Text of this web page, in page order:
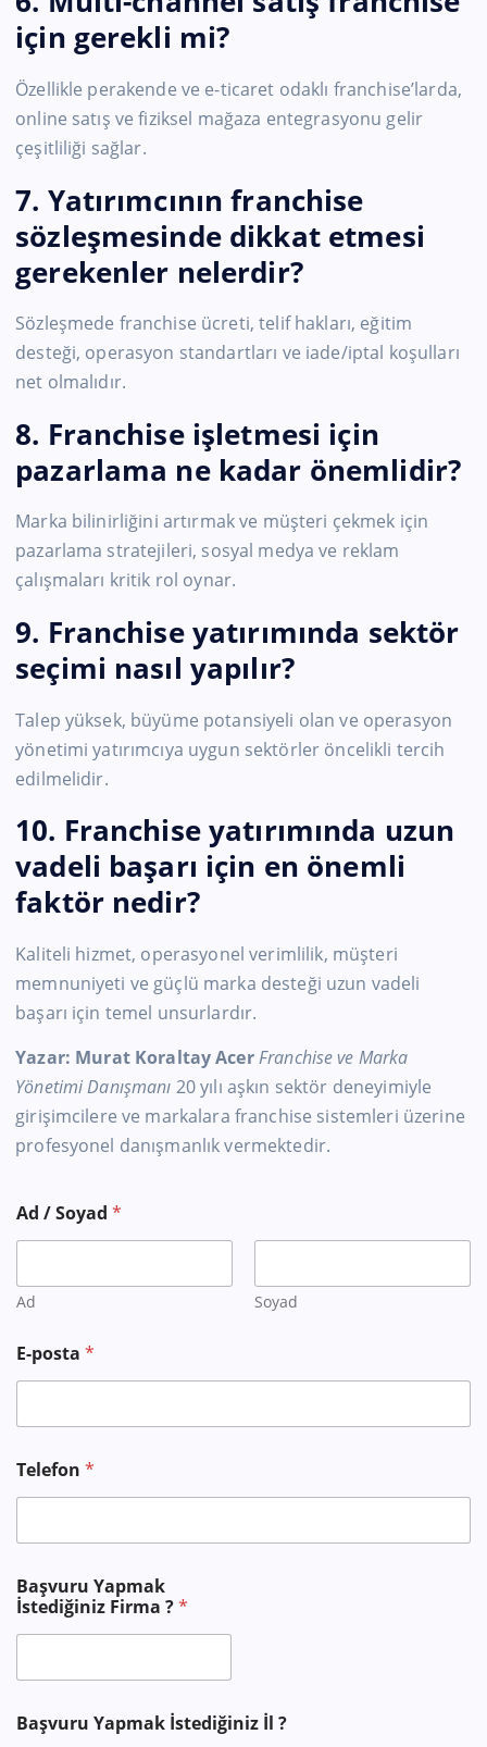
için gerekli mi?
Özellikle perakende ve e-ticaret odaklı franchise’larda,
online satış ve fiziksel mağaza entegrasyonu gelir
çeşitliliği sağlar.
7. Yatırımcının franchise
sözleşmesinde dikkat etmesi
gerekenler nelerdir?
Sözleşmede franchise ücreti, telif hakları, eğitim
desteği, operasyon standartları ve iade/iptal koşulları
net olmalıdır.
8. Franchise işletmesi için
pazarlama ne kadar önemlidir?
Marka bilinirliğini artırmak ve müşteri çekmek için
pazarlama stratejileri, sosyal medya ve reklam
çalışmaları kritik rol oynar.
9. Franchise yatırımında sektör
seçimi nasıl yapılır?
Talep yüksek, büyüme potansiyeli olan ve operasyon
yönetimi yatırımcıya uygun sektörler öncelikli tercih
edilmelidir.
10. Franchise yatırımında uzun
vadeli başarı için en önemli
faktör nedir?
Kaliteli hizmet, operasyonel verimlilik, müşteri
memnuniyeti ve güçlü marka desteği uzun vadeli
başarı için temel unsurlardır.
Yazar: Murat Koraltay AcerFranchise ve Marka
Yönetimi Danışmanı 20 yılı aşkın sektör deneyimiyle
girişimcilere ve markalara franchise sistemleri üzerine
profesyonel danışmanlık vermektedir.
a
p
a
k
a
p
m
k
Ad / Soyad*
Ad Soyad
E-posta*
Telefon*
Başvuru Yapmak
İstediğiniz Firma ?*
Başvuru Yapmak İstediğiniz İl ?